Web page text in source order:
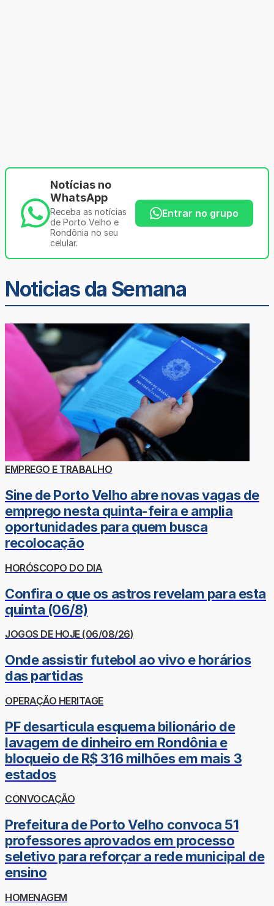
Notícias no
WhatsApp
Receba as notícias
de Porto Velho e
Rondônia no seu
celular.
Entrar no grupo
Noticias da Semana
EMPREGO E TRABALHO
Sine de Porto Velho abre novas vagas de
emprego nesta quinta-feira e amplia
oportunidades para quem busca
recolocação
HORÓSCOPO DO DIA
Confira o que os astros revelam para esta
quinta (06/8)
JOGOS DE HOJE (06/08/26)
Onde assistir futebol ao vivo e horários
das partidas
OPERAÇÃO HERITAGE
PF desarticula esquema bilionário de
lavagem de dinheiro em Rondônia e
bloqueio de R$ 316 milhões em mais 3
estados
CONVOCAÇÃO
Prefeitura de Porto Velho convoca 51
professores aprovados em processo
seletivo para reforçar a rede municipal de
ensino
HOMENAGEM